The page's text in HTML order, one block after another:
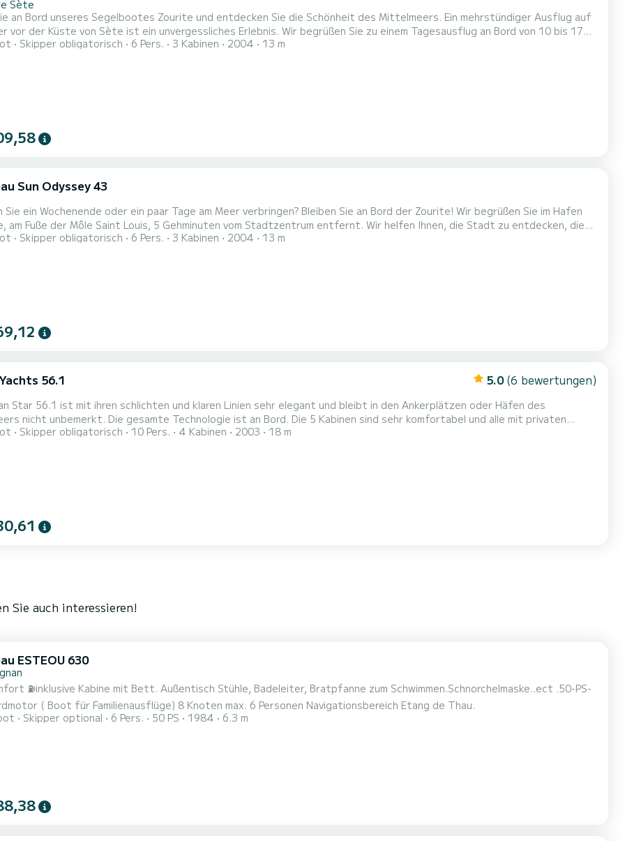
Sète
an Bord unseres Segelbootes Zourite und entdecken Sie die Schönheit des Mittelmeers. Ein mehrstündiger Ausflug auf
Küste von Sète ist ein unvergessliches Erlebnis. Wir begrüßen Sie zu einem Tagesausflug an Bord von 10 bis 17
maximal 6 Personen auf. Wir segeln zu den Stränden und Sie haben die Möglichkeit, Sète aus einem anderen
Skipper obligatorisch 6 Pers. 3 Kabinen 2004 13 m
Sun Odyssey 43
ein Wochenende oder ein paar Tage am Meer verbringen? Bleiben Sie an Bord der Zourite! Wir begrüßen Sie im Hafen
am Fuße der Môle Saint Louis, 5 Gehminuten vom Stadtzentrum entfernt. Wir helfen Ihnen, die Stadt zu entdecken, die
Auf dem Programm: Sète vom Meer aus gesehen, Sète vom Teich aus gesehen, Sète an seinen Kanälen. Steigen Sie an
Skipper obligatorisch 6 Pers. 3 Kabinen 2004 13 m
56.1 5.0 (6 bewertungen)
Star 56.1 ist mit ihren schlichten und klaren Linien sehr elegant und bleibt in den Ankerplätzen oder Häfen des
Technologie ist an Bord. Die 5 Kabinen sind sehr komfortabel und alle mit privaten
und Toiletten ausgestattet. Sein großer Salon und seine ausgestattete Küche sorgen dafür, dass Sie sich überall und
Skipper obligatorisch 10 Pers. 4 Kabinen 2003 18 m
Sie auch interessieren!
ESTEOU 630
Schwimmen.Schnorchelmaske..ect .50-PS-
( Boot für Familienausflüge) 8 Knoten max. 6 Personen Navigationsbereich Etang de Thau.
Skipper optional 6 Pers. 50 PS 1984 6.3 m